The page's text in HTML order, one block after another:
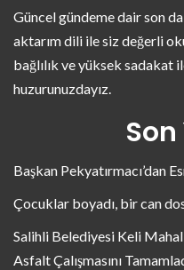
Güncel gündeme dair son
aktarım dili ile siz değerli
bağlılık ve yüksek sadakat
huzurunuzdayız.
Son
Başkan Pekyatırmacı’dan
Çocuklar boyadı, bir can
Salihli Belediyesi Keli
Asfalt Çalışmasını